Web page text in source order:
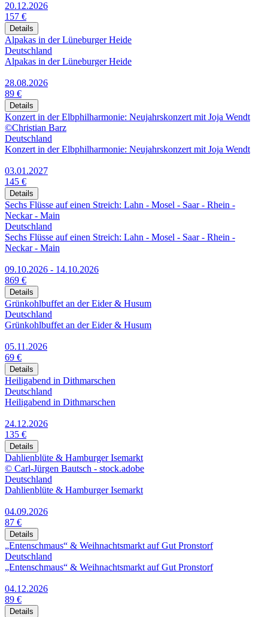
20.12.2026
157 €
Details
Alpakas in der Lüneburger Heide
Deutschland
Alpakas in der Lüneburger Heide
28.08.2026
89 €
Details
Konzert in der Elbphilharmonie: Neujahrskonzert mit Joja Wendt
©Christian Barz
Deutschland
Konzert in der Elbphilharmonie: Neujahrskonzert mit Joja Wendt
03.01.2027
145 €
Details
Sechs Flüsse auf einen Streich: Lahn - Mosel - Saar - Rhein -
Neckar - Main
Deutschland
Sechs Flüsse auf einen Streich: Lahn - Mosel - Saar - Rhein -
Neckar - Main
09.10.2026 - 14.10.2026
869 €
Details
Grünkohlbuffet an der Eider & Husum
Deutschland
Grünkohlbuffet an der Eider & Husum
05.11.2026
69 €
Details
Heiligabend in Dithmarschen
Deutschland
Heiligabend in Dithmarschen
24.12.2026
135 €
Details
Dahlienblüte & Hamburger Isemarkt
© Carl-Jürgen Bautsch - stock.adobe
Deutschland
Dahlienblüte & Hamburger Isemarkt
04.09.2026
87 €
Details
„Entenschmaus“ & Weihnachtsmarkt auf Gut Pronstorf
Deutschland
„Entenschmaus“ & Weihnachtsmarkt auf Gut Pronstorf
04.12.2026
89 €
Details